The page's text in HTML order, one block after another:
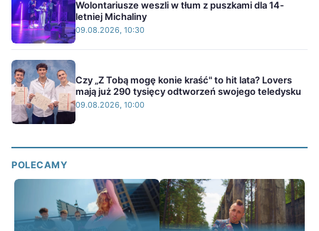
Wolontariusze weszli w tłum z puszkami dla 14-
letniej Michaliny
09.08.2026, 10:30
Czy „Z Tobą mogę konie kraść" to hit lata? Lovers
mają już 290 tysięcy odtworzeń swojego teledysku
09.08.2026, 10:00
POLECAMY